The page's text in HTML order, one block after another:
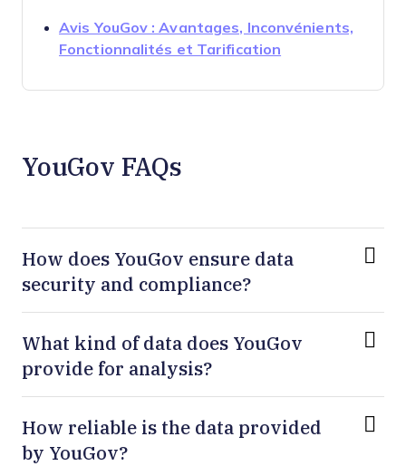
Avis YouGov : Avantages, Inconvénients,
Fonctionnalités et Tarification
YouGov FAQs
How does YouGov ensure data
security and compliance?
What kind of data does YouGov
provide for analysis?
How reliable is the data provided
by YouGov?